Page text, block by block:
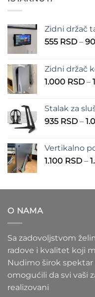
Zidni držač
555 RSD –
Zidni držač
1.000 RSD –
Stalak za
935 RSD –
Vertikalno
1.100 RSD –
O NAMA
Sa zadovoljstvom
radove i kvalitet koji
Nudimo širok
omogućili da svi vaši
realizovani